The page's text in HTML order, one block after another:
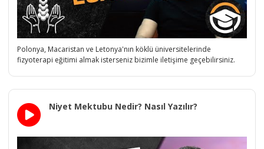
Polonya, Macaristan ve Letonya'nın köklü üniversitelerinde
fizyoterapi eğitimi almak isterseniz bizimle iletişime geçebilirsiniz.
Niyet Mektubu Nedir? Nasıl Yazılır?